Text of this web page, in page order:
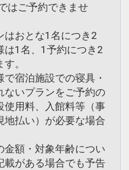
はご予約できませ
はおとな1名につき2
は1名、1予約につき2
。
で宿泊施設での寝具・
ないプランをご予約の
使用料、入館料等（事
地払い）が必要な場合
金額・対象年齢につい
載がある場合でも予告